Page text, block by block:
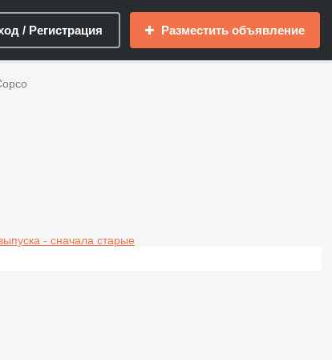
/ Регистрация Разместить объявление
- сначала старые